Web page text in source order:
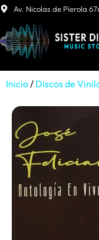
Av. Nicolas de Pierola
Inicio/ Discos de